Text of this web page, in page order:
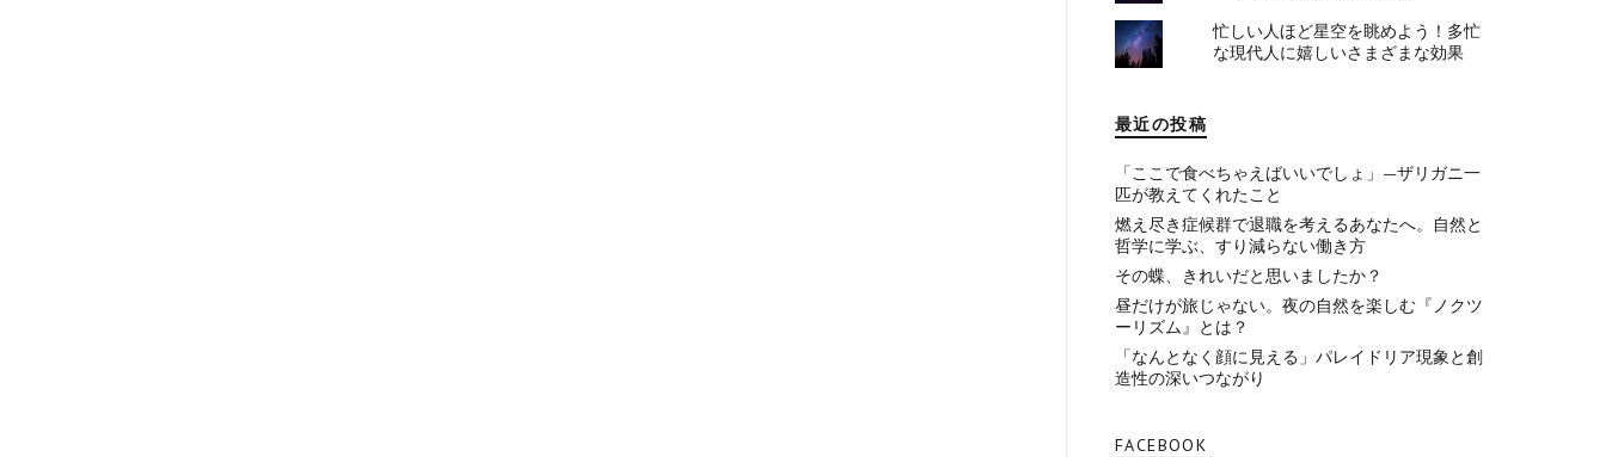
忙しい人ほど星空を眺めよう！多忙
な現代人に嬉しいさまざまな効果
最近の投稿
「ここで食べちゃえばいいでしょ」—ザリガニ一
匹が教えてくれたこと
燃え尽き症候群で退職を考えるあなたへ。自然と
哲学に学ぶ、すり減らない働き方
その蝶、きれいだと思いましたか？
昼だけが旅じゃない。夜の自然を楽しむ『ノクツ
ーリズム』とは？
「なんとなく顔に見える」パレイドリア現象と創
造性の深いつながり
FACEBOOK